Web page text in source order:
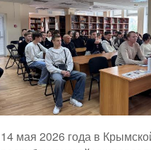
14 мая 2026 года в